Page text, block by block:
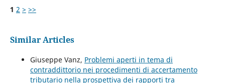
1 2 > >>
Similar Articles
Giuseppe Vanz, Problemi aperti in tema di
contraddittorio nei procedimenti di accertamento
tributario nella prospettiva dei rapporti tra